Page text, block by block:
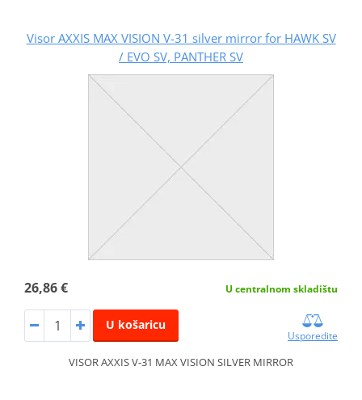
Visor AXXIS MAX VISION V-31 silver mirror for HAWK SV
/ EVO SV, PANTHER SV
26,86 € U centralnom skladištu
U košaricu
Usporedite
VISOR AXXIS V-31 MAX VISION SILVER MIRROR